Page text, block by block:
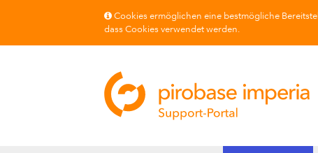
Cookies ermöglichen eine bestmögliche
dass Cookies verwendet werden.